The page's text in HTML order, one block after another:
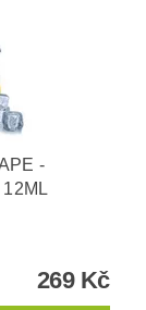
-
269 Kč